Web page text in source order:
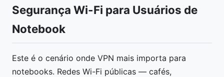
Segurança Wi-Fi para Usuários de
Notebook
Este é o cenário onde VPN mais importa para
notebooks. Redes Wi-Fi públicas — cafés,